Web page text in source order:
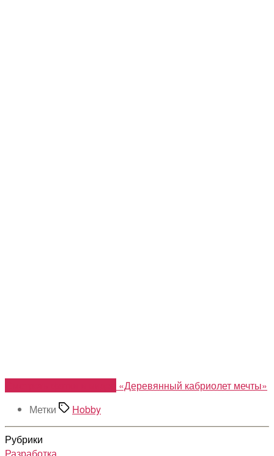
«Деревянный кабриолет мечты»
Метки
Hobby
Рубрики
Разработка